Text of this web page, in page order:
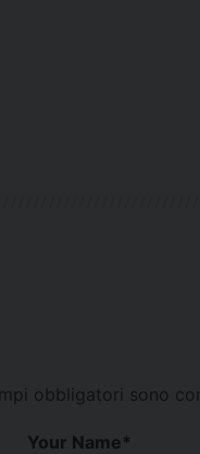
obbligatori sono
Your Name*